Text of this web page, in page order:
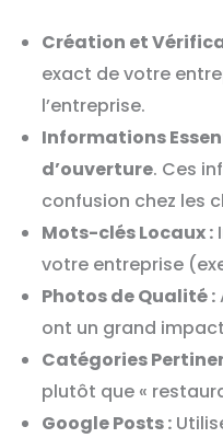
Création et
exact de votre
l’entreprise.
Informations
d’ouverture. Ces
confusion chez les
Mots-clés Locaux :
votre entreprise
Photos de Qualité :
ont un grand
Catégories
plutôt que «
Google Posts :